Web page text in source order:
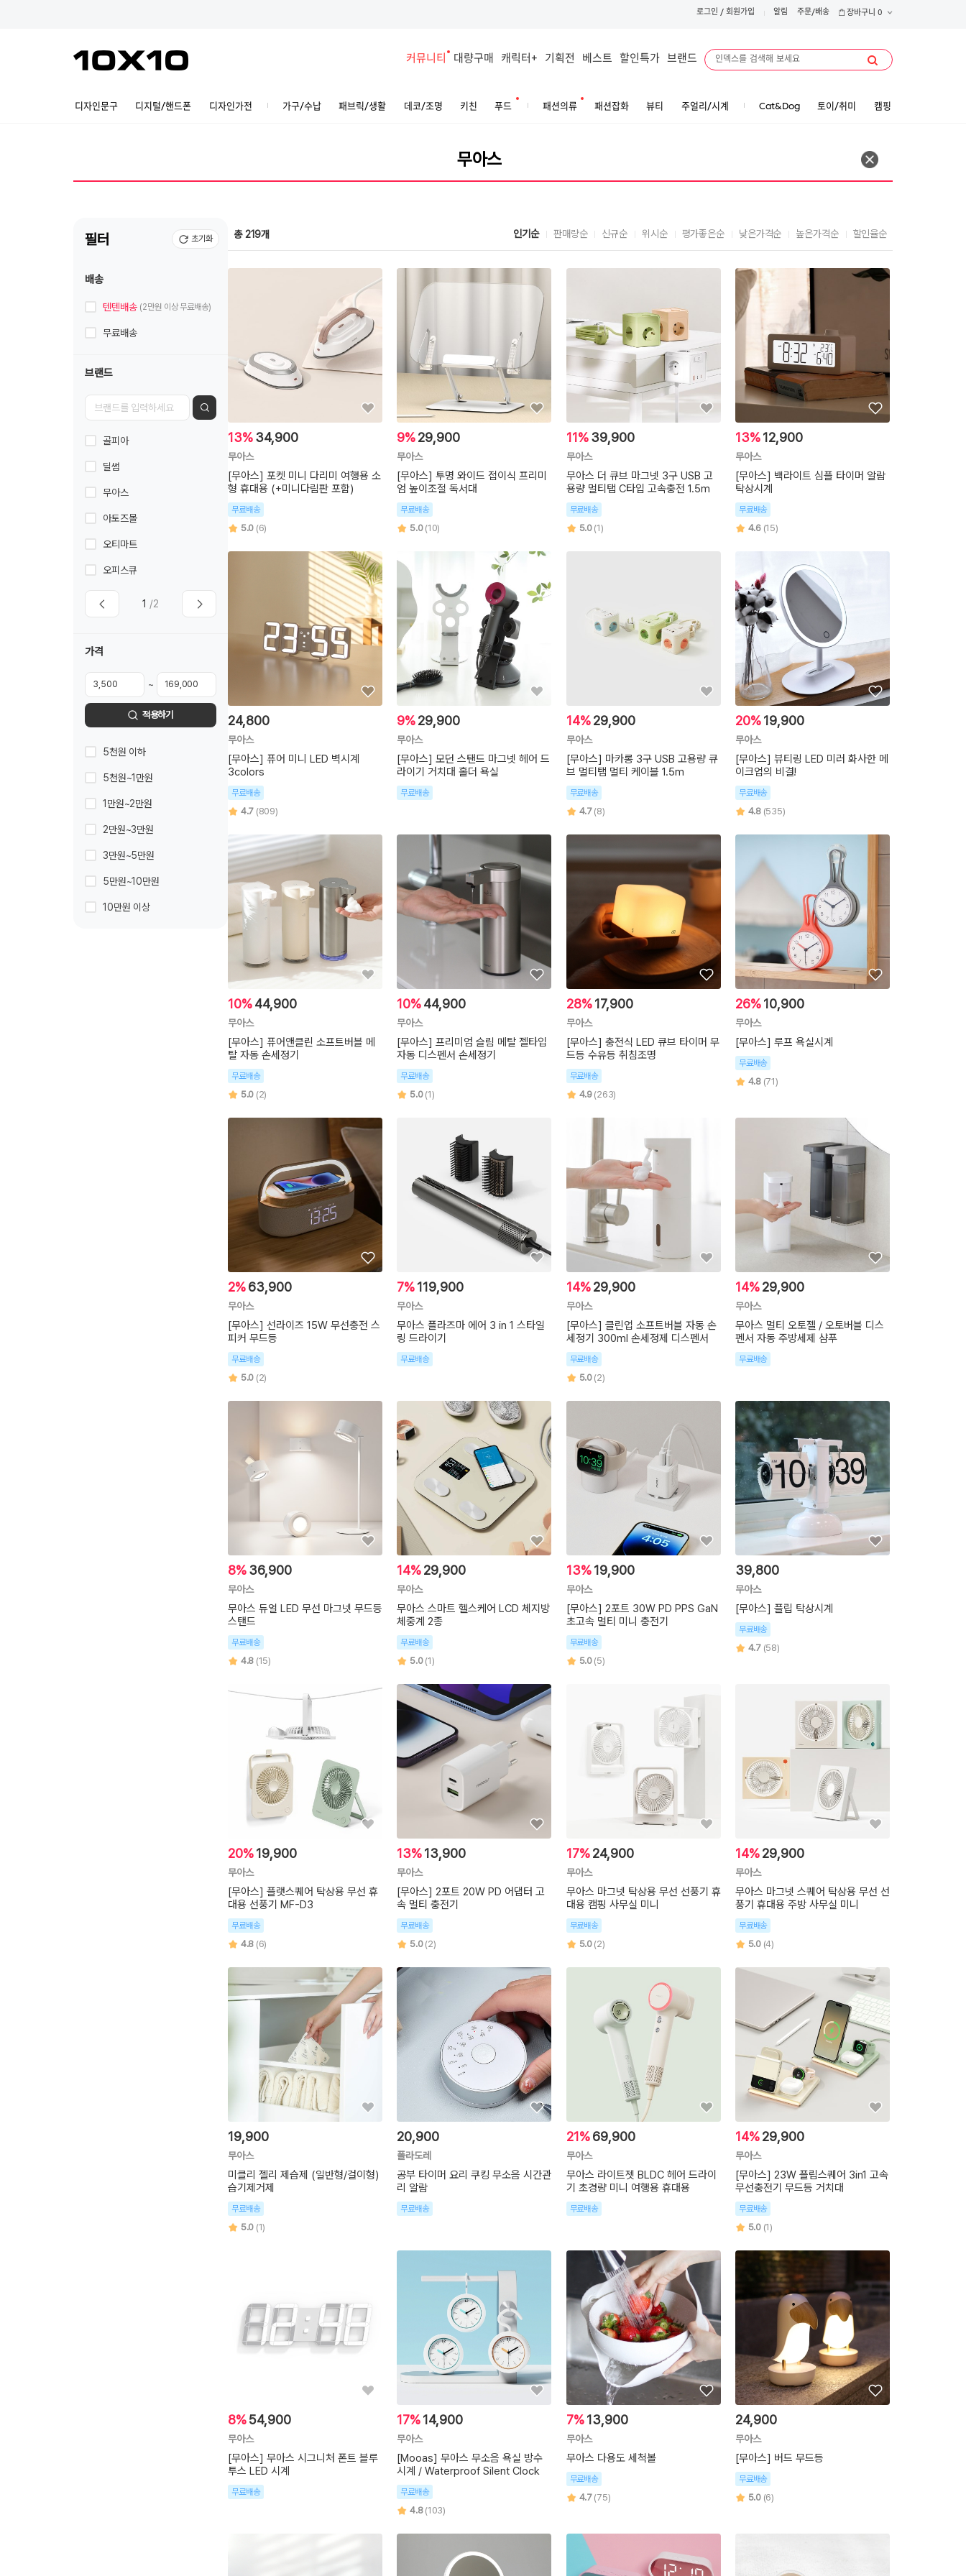
로그인 / 회원가입 알림 주문/배송 장바구니 0
커뮤니티 대량구매 캐릭터+ 기획전 베스트 할인특가 브랜드
디자인문구 디지털/핸드폰 디자인가전 가구/수납 패브릭/생활 데코/조명 키친 푸드 패션의류 패션잡화 뷰티 주얼리/시계 Cat&Dog 토이/취미 캠핑
필터 초기화
배송
텐텐배송 (2만원 이상 무료배송)
무료배송
브랜드
골피아
딜썸
무아스
아토즈몰
오티마트
오피스큐
1 /2
가격
~
적용하기
5천원 이하
5천원~1만원
1만원~2만원
2만원~3만원
3만원~5만원
5만원~10만원
10만원 이상
총 219개 인기순 판매량순 신규순 위시순 평가좋은순 낮은가격순 높은가격순 할인율순
13%34,900
무아스
[무아스] 포켓 미니 다리미 여행용 소
형 휴대용 (+미니다림판 포함)
무료배송
5.0 (6)
9%29,900
무아스
[무아스] 투명 와이드 접이식 프리미
엄 높이조절 독서대
무료배송
5.0 (10)
11% 39,900
무아스
무아스 더 큐브 마그넷 3구 USB 고
용량 멀티탭 C타입 고속충전 1.5m
무료배송
5.0 (1)
13% 12,900
무아스
[무아스] 백라이트 심플 타이머 알람
탁상시계
무료배송
4.6 (15)
24,800
무아스
[무아스] 퓨어 미니 LED 벽시계
3colors
무료배송
4.7 (809)
9%29,900
무아스
[무아스] 모던 스탠드 마그넷 헤어 드
라이기 거치대 홀더 욕실
무료배송
14% 29,900
무아스
[무아스] 마카롱 3구 USB 고용량 큐
브 멀티탭 멀티 케이블 1.5m
무료배송
4.7 (8)
20% 19,900
무아스
[무아스] 뷰티링 LED 미러 화사한 메
이크업의 비결!
무료배송
4.8 (535)
10%44,900
무아스
[무아스] 퓨어앤클린 소프트버블 메
탈 자동 손세정기
무료배송
5.0 (2)
10%44,900
무아스
[무아스] 프리미엄 슬림 메탈 젤타입
자동 디스펜서 손세정기
무료배송
5.0 (1)
28% 17,900
무아스
[무아스] 충전식 LED 큐브 타이머 무
드등 수유등 취침조명
무료배송
4.9 (263)
26% 10,900
무아스
[무아스] 루프 욕실시계
무료배송
4.8 (71)
2%63,900
무아스
[무아스] 선라이즈 15W 무선충전 스
피커 무드등
무료배송
5.0 (2)
7%119,900
무아스
무아스 플라즈마 에어 3 in 1 스타일
링 드라이기
무료배송
14% 29,900
무아스
[무아스] 클린업 소프트버블 자동 손
세정기 300ml 손세정제 디스펜서
무료배송
5.0 (2)
14% 29,900
무아스
무아스 멀티 오토젤 / 오토버블 디스
펜서 자동 주방세제 샴푸
무료배송
8%36,900
무아스
무아스 듀얼 LED 무선 마그넷 무드등
스탠드
무료배송
4.8 (15)
14%29,900
무아스
무아스 스마트 헬스케어 LCD 체지방
체중계 2종
무료배송
5.0 (1)
13% 19,900
무아스
[무아스] 2포트 30W PD PPS GaN
초고속 멀티 미니 충전기
무료배송
5.0 (5)
39,800
무아스
[무아스] 플립 탁상시계
무료배송
4.7 (58)
20%19,900
무아스
[무아스] 플랫스퀘어 탁상용 무선 휴
대용 선풍기 MF-D3
무료배송
4.8 (6)
13%13,900
무아스
[무아스] 2포트 20W PD 어댑터 고
속 멀티 충전기
무료배송
5.0 (2)
17% 24,900
무아스
무아스 마그넷 탁상용 무선 선풍기 휴
대용 캠핑 사무실 미니
무료배송
5.0 (2)
14% 29,900
무아스
무아스 마그넷 스퀘어 탁상용 무선 선
풍기 휴대용 주방 사무실 미니
무료배송
5.0 (4)
19,900
무아스
미클리 젤리 제습제 (일반형/걸이형)
습기제거제
무료배송
5.0 (1)
20,900
폴라도레
공부 타이머 요리 쿠킹 무소음 시간관
리 알람
무료배송
21% 69,900
무아스
무아스 라이트젯 BLDC 헤어 드라이
기 초경량 미니 여행용 휴대용
무료배송
14% 29,900
무아스
[무아스] 23W 플립스퀘어 3in1 고속
무선충전기 무드등 거치대
무료배송
5.0 (1)
8%54,900
무아스
[무아스] 무아스 시그니처 폰트 블루
투스 LED 시계
무료배송
17%14,900
무아스
[Mooas] 무아스 무소음 욕실 방수
시계 / Waterproof Silent Clock
무료배송
4.8 (103)
7% 13,900
무아스
무아스 다용도 세척볼
무료배송
4.7 (75)
24,900
무아스
[무아스] 버드 무드등
무료배송
5.0 (6)